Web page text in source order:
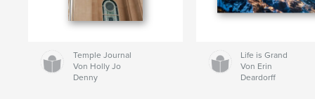
Temple Journal
Von Holly Jo
Denny
Life is Grand
Von Erin
Deardorff